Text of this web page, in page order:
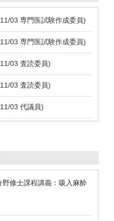
03 専門医試験作成委員)
03 専門医試験作成委員)
03 査読委員)
03 査読委員)
03 代議員)
修士課程講義：吸入麻酔